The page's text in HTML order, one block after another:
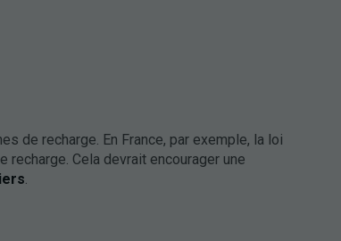
de recharge. En France, par exemple, la loi
Cela devrait encourager une